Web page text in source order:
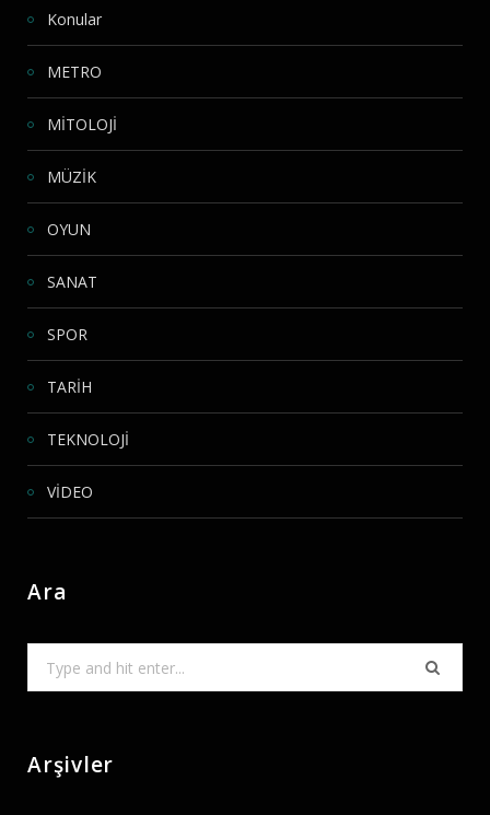
Konular
METRO
MİTOLOJİ
MÜZİK
OYUN
SANAT
SPOR
TARİH
TEKNOLOJİ
VİDEO
Ara
Arşivler